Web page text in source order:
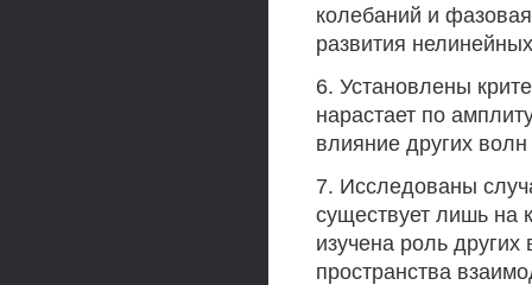
колебаний и
развития
6. Установлены
нарастает по
влияние других
7. Исследованы
существует лишь на
изучена роль
пространства